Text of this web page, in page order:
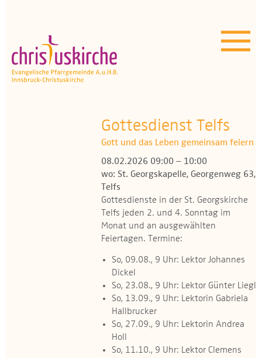
Unser Angebot
OEZ
Wissenswertes
Medien
Kontakt
Gottesdienst Telfs
Gott und das Leben gemeinsam feiern
08.02.2026 09:00 – 10:00
wo: St. Georgskapelle, Georgenweg 63,
Telfs
Gottesdienste in der St. Georgskirche
Telfs jeden 2. und 4. Sonntag im
Monat und an ausgewählten
Feiertagen. Termine:
So, 09.08., 9 Uhr: Lektor Johannes
Dickel
So, 23.08., 9 Uhr: Lektor Günter Liegl
So, 13.09., 9 Uhr: Lektorin Gabriela
Hallbrucker
So, 27.09., 9 Uhr: Lektorin Andrea
Holl
So, 11.10., 9 Uhr: Lektor Clemens